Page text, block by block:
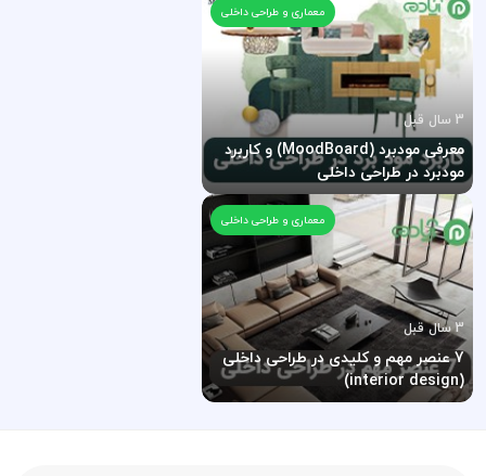
معماری و طراحی داخلی
3 سال قبل
معرفی مودبرد (MoodBoard) و کاربرد
مودبرد در طراحی داخلی
معماری و طراحی داخلی
3 سال قبل
7 عنصر مهم و کلیدی در طراحی داخلی
(interior design)